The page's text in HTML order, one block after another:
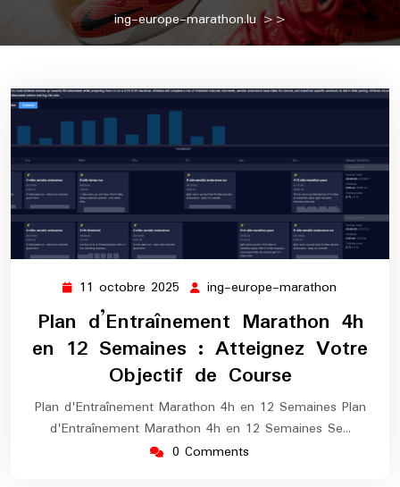
ing-europe-marathon.lu>>
11 octobre 2025 11
octobre
2025
ing-europe-marathon
europe-
marathon
Plan d’Entraînement Marathon 4h
en 12 Semaines : Atteignez Votre
Objectif de Course
Plan d'Entraînement Marathon 4h en 12 Semaines Plan
d'Entraînement Marathon 4h en 12 Semaines Se…
0 Comments